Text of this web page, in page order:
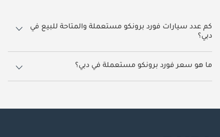
كم عدد سيارات فورد برونكو مستعملة والمتاحة للبيع في
دبي؟
23 سيارة فورد برونكو مستعملة متوفرة للبيع في دبي.
ما هو سعر فورد برونكو مستعملة في دبي؟
يبدأ سعر سيارة فورد برونكو مستعملة في دبي 124,439.